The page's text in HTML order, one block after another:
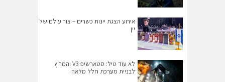
אירוע הצגת יינות כשרים – צור עולם של
יין
לא עוד טיל: סטארשיפ V3 והמרוץ
לבניית מערכת חלל מלאה